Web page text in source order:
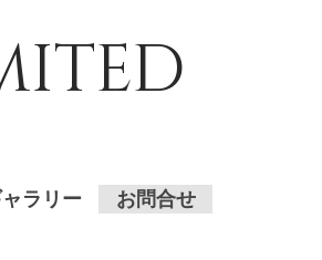
ラリー お問合せ